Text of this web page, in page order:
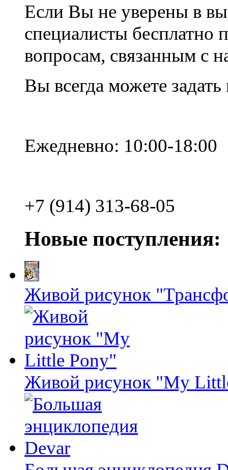
Если Вы не уверены в
специалисты
вопросам, связанным с
Вы всегда можете
Ежедневно: 10:00-18:00
+7 (914) 313-68-05
Новые поступления:
Живой рисунок
Живой рисунок "My